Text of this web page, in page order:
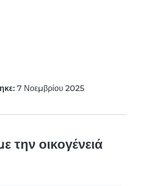
7 Νοεμβρίου 2025
την οικογένειά